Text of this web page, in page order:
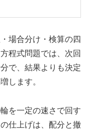
場合分け・検算の四
程式問題では、次回
で、結果よりも決定
します。
を一定の速さで回す
仕上げは、配分と撤